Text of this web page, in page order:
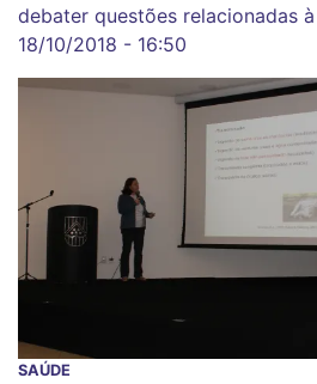
debater questões relacionadas
18/10/2018 - 16:50
SAÚDE